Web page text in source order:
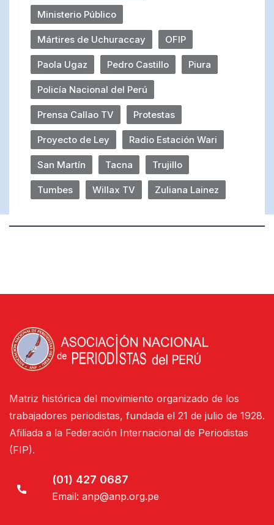
Ministerio Público
Mártires de Uchuraccay OFIP
Paola Ugaz Pedro Castillo Piura
Policía Nacional del Perú
Prensa Callao TV Protestas
Proyecto de Ley Radio Estación Wari
San Martín Tacna Trujillo
Tumbes Willax TV Zuliana Lainez
Matriz histórica del movimiento organizado de los
trabajadores periodistas, fundada el 21 de julio de 1928.
Afiliada a la Federación Internacional de Periodistas
(FIP).
(01) 427 0687
Email: anp@anp.org.pe